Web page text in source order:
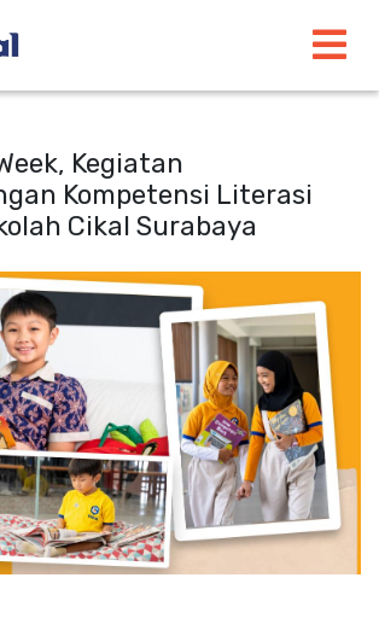
Kegiatan
Kompetensi Literasi
Cikal Surabaya